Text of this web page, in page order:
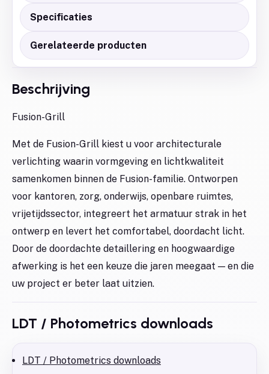
Specificaties
Gerelateerde producten
Beschrijving
Fusion-Grill
Met de Fusion-Grill kiest u voor architecturale
verlichting waarin vormgeving en lichtkwaliteit
samenkomen binnen de Fusion-familie. Ontworpen
voor kantoren, zorg, onderwijs, openbare ruimtes,
vrijetijdssector, integreert het armatuur strak in het
ontwerp en levert het comfortabel, doordacht licht.
Door de doordachte detaillering en hoogwaardige
afwerking is het een keuze die jaren meegaat — en die
uw project er beter laat uitzien.
LDT / Photometrics downloads
LDT / Photometrics downloads